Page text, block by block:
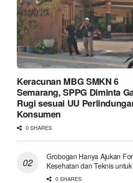
Keracunan MBG SMKN 6
Semarang, SPPG Diminta
Rugi sesuai UU
Konsumen
0 SHARES
Grobogan Hanya Ajukan
Kesehatan dan Teknis
0 SHARES